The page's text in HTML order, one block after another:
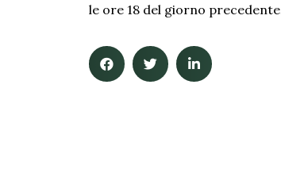
le ore 18 del giorno